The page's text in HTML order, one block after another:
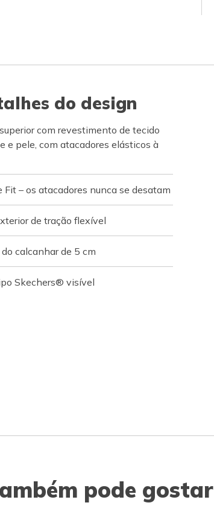
do design
com revestimento de tecido
e pele, com atacadores elásticos à
Fit – os atacadores nunca se desatam
de tração flexível
calcanhar de 5 cm
Skechers® visível
pode gostar